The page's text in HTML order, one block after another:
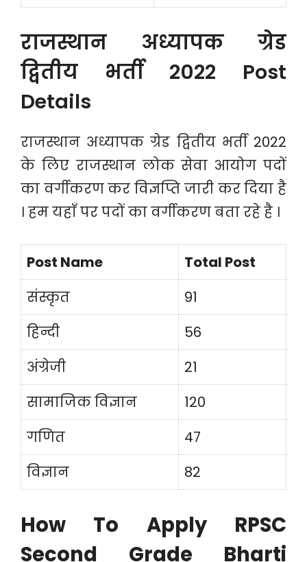
राजस्थान अध्यापक ग्रेड
द्वितीय भर्ती 2022 Post
Details
राजस्थान अध्यापक ग्रेड द्वितीय भर्ती 2022
के लिए राजस्थान लोक सेवा आयोग पदों
का वर्गीकरण कर विज्ञप्ति जारी कर दिया है
। हम यहाँ पर पदों का वर्गीकरण बता रहे है ।
Post Name
Total Post
संस्कृत
91
हिन्दी
56
अंग्रेजी
21
सामाजिक विज्ञान
120
गणित
47
विज्ञान
82
How To Apply RPSC
Second Grade Bharti